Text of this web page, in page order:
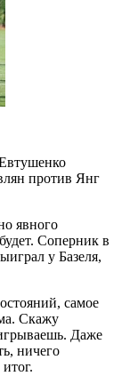
против Янг
явного
Соперник в
у Базеля,
самое
Скажу
Даже
ничего